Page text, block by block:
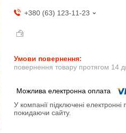
+380 (63) 123-11-23
повернення товару протягом 14
У компанії підключені
покидаючи сайту.